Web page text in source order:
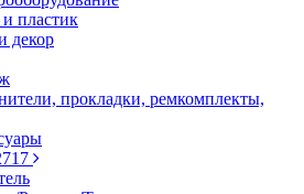
пластик
декор
прокладки, ремкомплекты,